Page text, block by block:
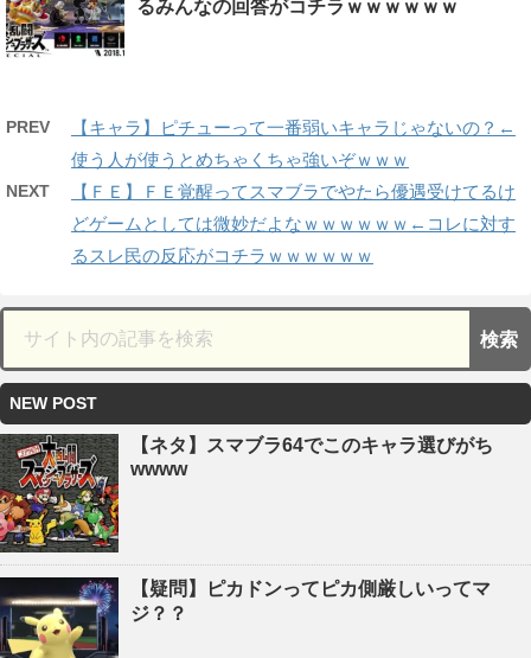
るみんなの回答がコチラｗｗｗｗｗｗ
PREV
【キャラ】ピチューって一番弱いキャラじゃないの？←
使う人が使うとめちゃくちゃ強いぞｗｗｗ
NEXT
【ＦＥ】ＦＥ覚醒ってスマブラでやたら優遇受けてるけ
どゲームとしては微妙だよなｗｗｗｗｗｗ←コレに対す
るスレ民の反応がコチラｗｗｗｗｗｗ
NEW POST
【ネタ】スマブラ64でこのキャラ選びがち
wwww
【疑問】ピカドンってピカ側厳しいってマ
ジ？？